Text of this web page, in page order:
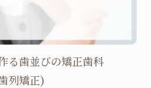
る歯並びの矯正歯科
列矯正)